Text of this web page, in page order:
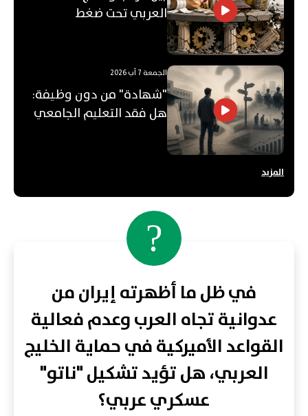
العربي تحت ضغط
الجمعة 7 آب 2026
"شهادة" من دون وظيفة:
هل فقد التعليم الجامعي
المزيد
?
في ظل ما أظهرته إيران من
عدوانية تجاه العرب وعدم فعالية
القواعد الأميركية في حماية الخليج
العربي، هل تؤيد تشكيل "ناتو"
عسكري عربي؟